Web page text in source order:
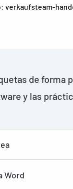
verkaufsteam-
de forma
y las
Word